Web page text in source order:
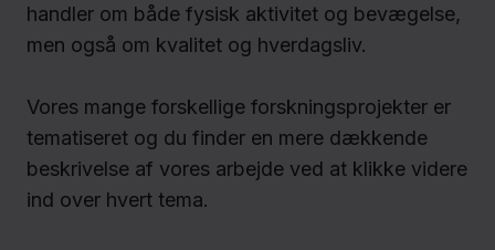
handler om både fysisk aktivitet og bevægelse,
men også om kvalitet og hverdagsliv.
Vores mange forskellige forskningsprojekter er
tematiseret og du finder en mere dækkende
beskrivelse af vores arbejde ved at klikke videre
ind over hvert tema.